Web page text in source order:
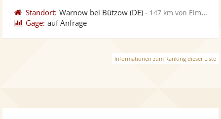
Standort: Warnow bei Bützow (DE) - 147 km von Elmshorn
Gage: auf Anfrage
Informationen zum Ranking dieser Liste